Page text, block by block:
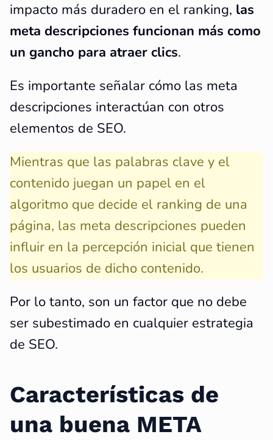
impacto más duradero en el ranking, las
meta descripciones funcionan más como
un gancho para atraer clics.
Es importante señalar cómo las meta
descripciones interactúan con otros
elementos de SEO.
Mientras que las palabras clave y el
contenido juegan un papel en el
algoritmo que decide el ranking de una
página, las meta descripciones pueden
influir en la percepción inicial que tienen
los usuarios de dicho contenido.
Por lo tanto, son un factor que no debe
ser subestimado en cualquier estrategia
de SEO.
Características de
una buena META